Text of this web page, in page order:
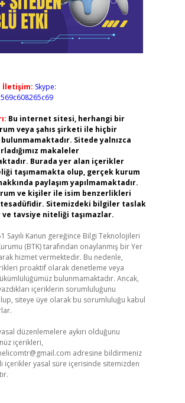
İletişim: Skype:
Bu internet sitesi, herhangi bir
veya şahıs şirketi ile hiçbir
bulunmamaktadır. Sitede yalnızca
makaleler
Burada yer alan içerikler
taşımamakta olup, gerçek kurum
paylaşım yapılmamaktadır.
ve kişiler ile isim benzerlikleri
Sitemizdeki bilgiler taslak
tavsiye niteliği taşımazlar.
Sayılı Kanun gereğince Bilgi Teknolojileri
(BTK) tarafından onaylanmış bir Yer
hizmet vermektedir. Bu nedenle,
proaktif olarak denetleme veya
bulunmamaktadır. Ancak,
içeriklerin sorumluluğunu
siteye üye olarak bu sorumluluğu kabul
düzenlemelere aykırı olduğunu
içerikleri,
adresine bildirmeniz
içerikler yasal süre içerisinde sitemizden